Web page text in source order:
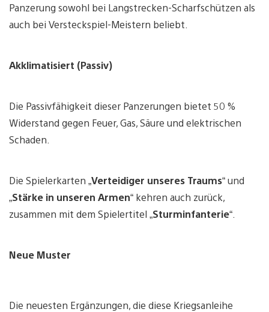
Panzerung sowohl bei Langstrecken-Scharfschützen als
auch bei Versteckspiel-Meistern beliebt.
Akklimatisiert (Passiv)
Die Passivfähigkeit dieser Panzerungen bietet 50 %
Widerstand gegen Feuer, Gas, Säure und elektrischen
Schaden.
Die Spielerkarten „Verteidiger unseres Traums“ und
„Stärke in unseren Armen“ kehren auch zurück,
zusammen mit dem Spielertitel „Sturminfanterie“.
Neue Muster
Die neuesten Ergänzungen, die diese Kriegsanleihe